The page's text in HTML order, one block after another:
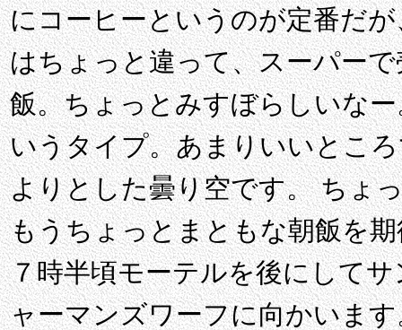
にコーヒーというのが定番だ
はちょっと違って、スーパー
飯。ちょっとみすぼらしいな
いうタイプ。あまりいいとこ
よりとした曇り空です。 ちょ
もうちょっとまともな朝飯を
７時半頃モーテルを後にして
ャーマンズワーフに向かいます